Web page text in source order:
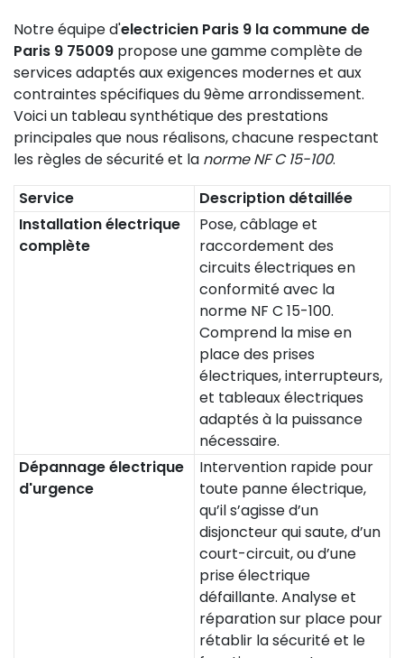
Notre équipe d'electricien Paris 9 la commune de
Paris 9 75009 propose une gamme complète de
services adaptés aux exigences modernes et aux
contraintes spécifiques du 9ème arrondissement.
Voici un tableau synthétique des prestations
principales que nous réalisons, chacune respectant
les règles de sécurité et la norme NF C 15-100.
Service
Description détaillée
Installation électrique
complète
Pose, câblage et
raccordement des
circuits électriques en
conformité avec la
norme NF C 15-100.
Comprend la mise en
place des prises
électriques, interrupteurs,
et tableaux électriques
adaptés à la puissance
nécessaire.
Dépannage électrique
d'urgence
Intervention rapide pour
toute panne électrique,
qu’il s’agisse d’un
disjoncteur qui saute, d’un
court-circuit, ou d’une
prise électrique
défaillante. Analyse et
réparation sur place pour
rétablir la sécurité et le